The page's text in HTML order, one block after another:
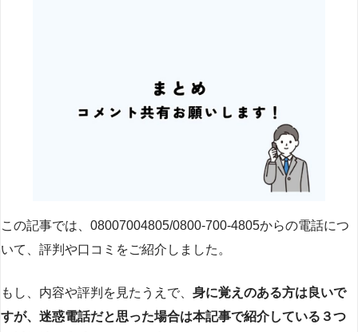
この記事では、08007004805/0800-700-4805からの電話につ
いて、評判や口コミをご紹介しました。
もし、内容や評判を見たうえで、 身に覚えのある方は良いで
すが、迷惑電話だと思った場合は本記事で紹介している３つ